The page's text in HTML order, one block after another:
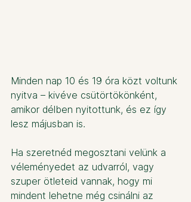
Minden nap 10 és 19 óra közt voltunk
nyitva – kivéve csütörtökönként,
amikor délben nyitottunk, és ez így
lesz májusban is.
Ha szeretnéd megosztani velünk a
véleményedet az udvarról, vagy
szuper ötleteid vannak, hogy mi
mindent lehetne még csinálni az